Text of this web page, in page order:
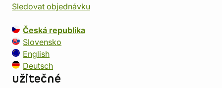
Sledovat objednávku
Česká republika
Slovensko
English
Deutsch
užitečné